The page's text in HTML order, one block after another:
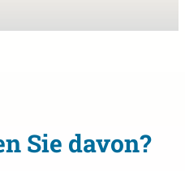
Sie davon?